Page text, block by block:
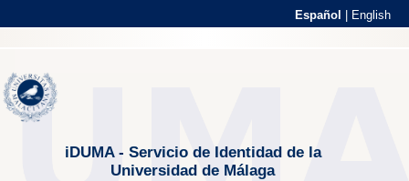
Español English
iDUMA - Servicio de Identidad de la
Universidad de Málaga